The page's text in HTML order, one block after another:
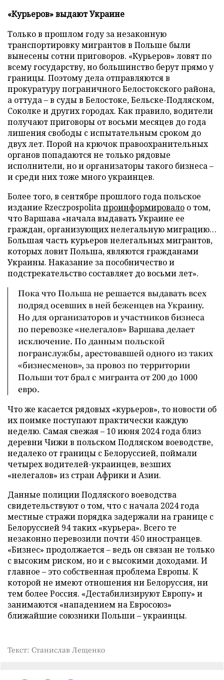
«Курьеров» выдают Украине
Только в прошлом году за незаконную
транспортировку мигрантов в Польше были
вынесены сотни приговоров. «Курьеров» ловят по
всему государству, но большинство берут прямо у
границы. Поэтому дела отправляются в
прокуратуру пограничного Белостокского района,
а оттуда – в суды в Белостоке, Бельске-Подляском,
Соколке и других городах. Как правило, водители
получают приговоры от восьми месяцев до года
лишения свободы с испытательным сроком до
двух лет. Порой на крючок правоохранительных
органов попадаются не только рядовые
исполнители, но и организаторы такого бизнеса –
и среди них тоже много украинцев.
Более того, в сентябре прошлого года польское
издание Rzeczpospolitaпроинформировало о том,
что Варшава «начала выдавать Украине ее
граждан, организующих нелегальную миграцию…
Большая часть курьеров нелегальных мигрантов,
которых ловит Польша, являются гражданами
Украины. Наказание за пособничество и
подстрекательство составляет до восьми лет».
Пока что Польша не решается выдавать всех
подряд осевших в ней беженцев на Украину.
Но для организаторов и участников бизнеса
по перевозке «нелегалов» Варшава делает
исключение. По данным польской
погранслужбы, арестовавшей одного из таких
«бизнесменов», за провоз по территории
Польши тот брал с мигранта от 200 до 1000
евро.
Что же касается рядовых «курьеров», то новости об
их поимке поступают практически каждую
неделю. Самая свежая – 10 июня 2024 года близ
деревни Чижи в польском Подляском воеводстве,
недалеко от границы с Белоруссией, поймали
четырех водителей-украинцев, везших
«нелегалов» из стран Африки и Азии.
Данные полиции Подляского воеводства
свидетельствуют о том, что с начала 2024 года
местные стражи порядка задержали на границе с
Белоруссией 94 таких «курьера». Всего те
незаконно перевозили почти 450 иностранцев.
«Бизнес» продолжается – ведь он связан не только
с высоким риском, но и с высокими доходами. И
главное – это собственная проблема Европы. К
которой не имеют отношения ни Белоруссия, ни
тем более Россия. «Дестабилизируют Европу» и
занимаются «нападением на Евросоюз»
ближайшие союзники Польши – украинцы.
Текст: Станислав Лещенко